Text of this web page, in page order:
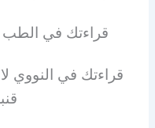
قراءتك في الطب
قراءتك في النووي